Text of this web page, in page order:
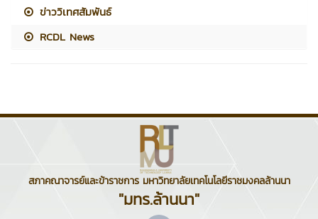
ข่าววิเทศสัมพันธ์
RCDL News
สภาคณาจารย์และข้าราชการ มหาวิทยาลัยเทคโนโลยีราชมงคลล้านนา
"มทร.ล้านนา"